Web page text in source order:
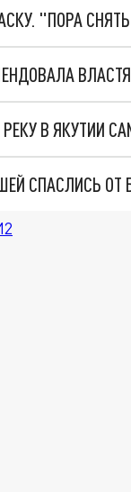
"ПОРА
В ЯКУТИИ
СПАСЛИСЬ ОТ